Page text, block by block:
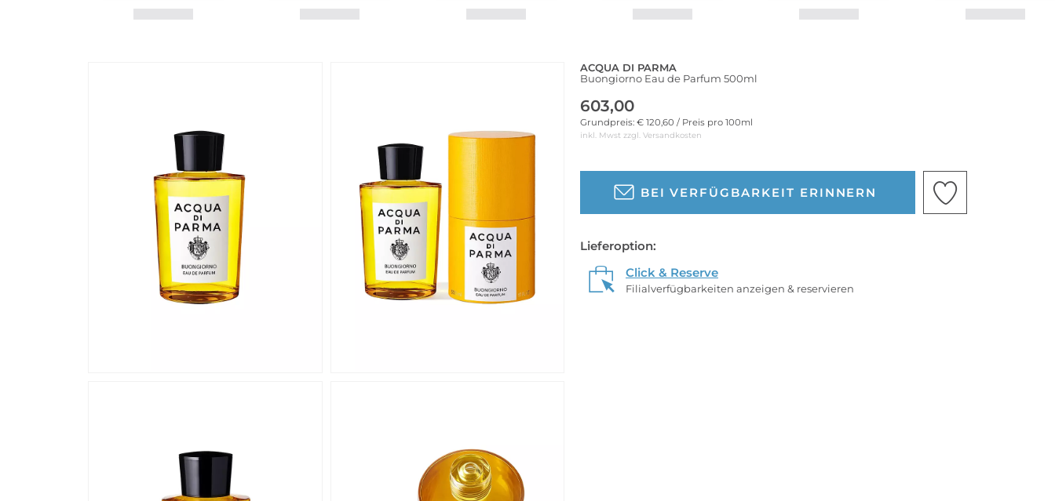
ACQUA DI PARMA
Buongiorno Eau de Parfum 500ml
603,00
Grundpreis: € 120,60 / Preis pro 100ml
inkl. Mwst zzgl. Versandkosten
BEI VERFÜGBARKEIT ERINNERN
Lieferoption:
Click & Reserve
Filialverfügbarkeiten anzeigen & reservieren